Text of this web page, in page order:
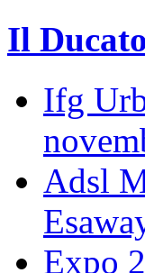
Il
Ifg
Adsl
Expo